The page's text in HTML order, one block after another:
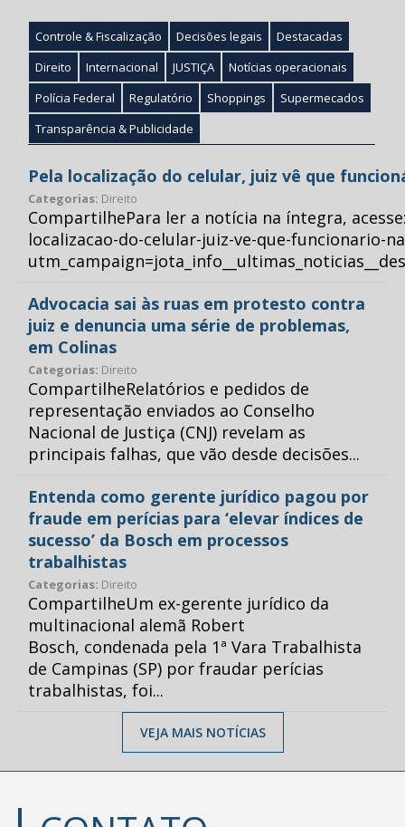
Controle & Fiscalização Decisões legais
Destacadas
Direito
Internacional JUSTIÇA
Notícias operacionais
Polícia Federal
Regulatório Shoppings
Supermecados
Transparência & Publicidade
Pela localização do celular, juiz vê que
Categorias: Direito
CompartilhePara ler a notícia na íntegra,
localizacao-do-celular-juiz-ve-que-funcionario-
Advocacia sai às ruas em protesto contra
juiz e denuncia uma série de problemas,
em Colinas
Categorias: Direito
CompartilheRelatórios e pedidos de
representação enviados ao Conselho
Nacional de Justiça (CNJ) revelam as
principais falhas, que vão desde decisões...
Entenda como gerente jurídico pagou por
fraude em perícias para ‘elevar índices de
sucesso’ da Bosch em processos
trabalhistas
Categorias: Direito
CompartilheUm ex-gerente jurídico da
multinacional alemã Robert
Bosch, condenada pela 1ª Vara Trabalhista
de Campinas (SP) por fraudar perícias
trabalhistas, foi...
VEJA MAIS NOTÍCIAS